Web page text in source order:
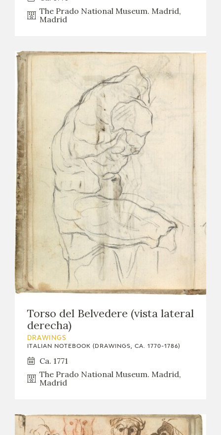
The Prado National Museum. Madrid,
Madrid
Torso del Belvedere (vista lateral
derecha)
DRAWINGS
ITALIAN NOTEBOOK (DRAWINGS, CA. 1770-1786)
Ca. 1771
The Prado National Museum. Madrid,
Madrid